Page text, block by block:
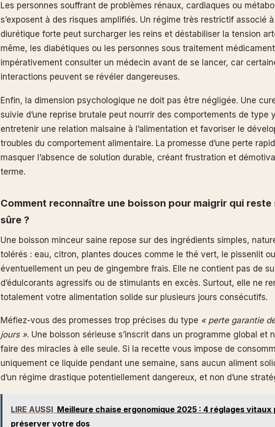
Les personnes souffrant de problèmes rénaux, cardiaques ou
s’exposent à des risques amplifiés. Un régime très restrictif associé
diurétique forte peut surcharger les reins et déstabiliser la tension
même, les diabétiques ou les personnes sous traitement
impérativement consulter un médecin avant de se lancer, car
interactions peuvent se révéler dangereuses.
Enfin, la dimension psychologique ne doit pas être négligée. Une
suivie d’une reprise brutale peut nourrir des comportements de type
entretenir une relation malsaine à l’alimentation et favoriser le
troubles du comportement alimentaire. La promesse d’une perte
masquer l’absence de solution durable, créant frustration et
terme.
Comment reconnaître une boisson pour maigrir qui reste
sûre ?
Une boisson minceur saine repose sur des ingrédients simples,
tolérés : eau, citron, plantes douces comme le thé vert, le pissenlit
éventuellement un peu de gingembre frais. Elle ne contient pas de
d’édulcorants agressifs ou de stimulants en excès. Surtout, elle ne
totalement votre alimentation solide sur plusieurs jours consécutifs.
Méfiez-vous des promesses trop précises du type « perte garantie
jours ». Une boisson sérieuse s’inscrit dans un programme global et
faire des miracles à elle seule. Si la recette vous impose de
uniquement ce liquide pendant une semaine, sans aucun aliment
d’un régime drastique potentiellement dangereux, et non d’une
LIRE AUSSI Meilleure chaise ergonomique 2025 : 4 réglages vitaux
préserver votre dos